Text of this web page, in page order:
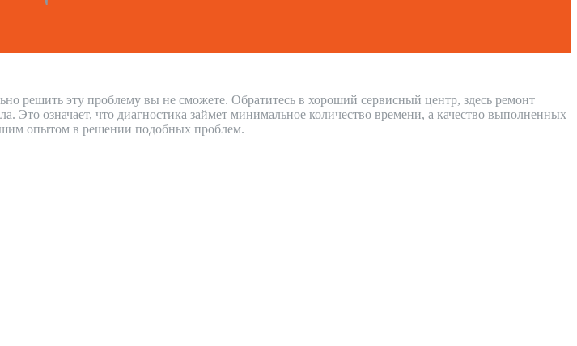
решить эту проблему вы не сможете. Обратитесь в хороший сервисный центр, здесь ремонт
означает, что диагностика займет минимальное количество времени, а качество выполненных
опытом в решении подобных проблем.